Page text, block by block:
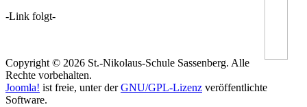
-Link folgt-
Copyright © 2026 St.-Nikolaus-Schule Sassenberg. Alle
Rechte vorbehalten.
Joomla! ist freie, unter derGNU/GPL-Lizenz veröffentlichte
Software.